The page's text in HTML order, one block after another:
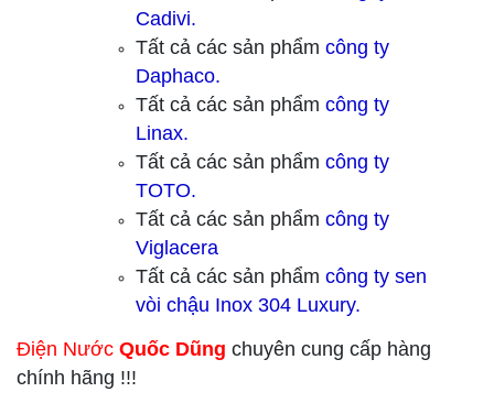
Cadivi.
Tất cả các sản phẩm công ty
Daphaco.
Tất cả các sản phẩm công ty
Linax.
Tất cả các sản phẩm công ty
TOTO.
Tất cả các sản phẩm công ty
Viglacera
Tất cả các sản phẩm công ty sen
vòi chậu Inox 304 Luxury.
Điện Nước Quốc Dũng chuyên cung cấp hàng
chính hãng !!!